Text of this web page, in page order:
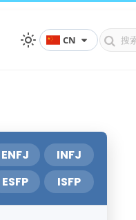
CN
ENFJ
INFJ
ESFP ISFP